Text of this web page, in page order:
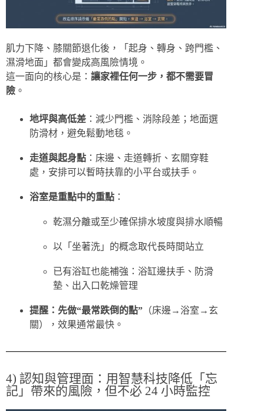
肌力下降、膝關節退化後，「起身、轉身、跨門檻、
濕滑地面」都會變成高風險情境。
這一面向的核心是： 讓家裡任何一步，都不需要冒
險 。
地坪與高低差 ：減少門檻、消除段差；地面選
防滑材，避免鬆動地毯。
走道與起身點 ：床邊、走道轉折、玄關穿鞋
處，安排可以暫時扶靠的小平台或扶手。
浴室是重點中的重點 ：
乾濕分離或至少確保排水坡度與排水順暢
以「坐著洗」的概念取代長時間站立
已有浴缸也能補強：浴缸邊扶手、防滑
墊、出入口乾燥管理
提醒：先做“最常跌倒的點” （床邊→浴室→玄
關），效果通常最快。
4) 認知與管理面：用智慧科技降低「忘
記」帶來的風險，但不必 24 小時監控